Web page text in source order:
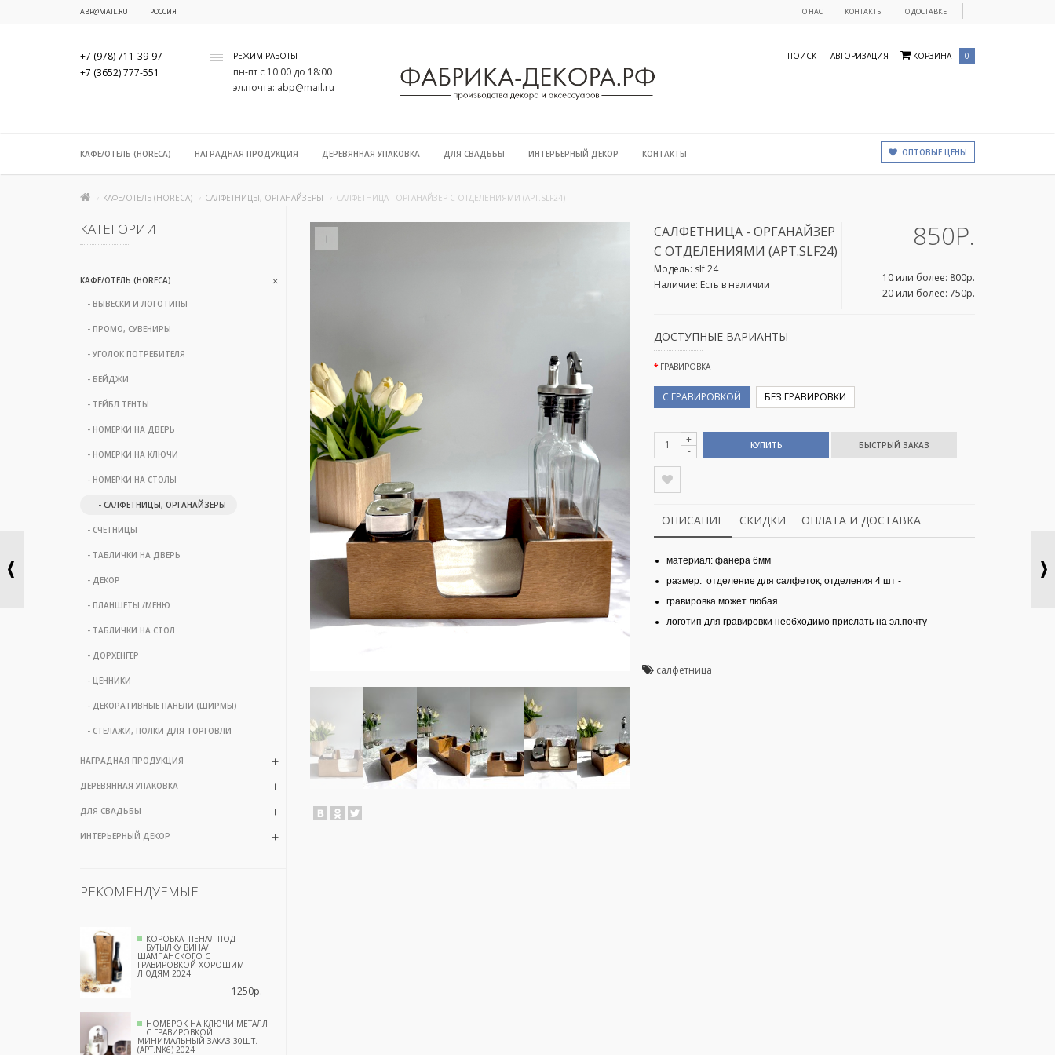
ABP@MAIL.RU РОССИЯ О НАС КОНТАКТЫ О ДОСТАВКЕ
+7 (978) 711-39-97
+7 (3652) 777-551
РЕЖИМ РАБОТЫ
пн-пт с 10:00 до 18:00
эл.почта: abp@mail.ru
ПОИСК АВТОРИЗАЦИЯ КОРЗИНА 0
КАФЕ/ОТЕЛЬ (HORECA) НАГРАДНАЯ ПРОДУКЦИЯ ДЕРЕВЯННАЯ УПАКОВКА ДЛЯ СВАДЬБЫ ИНТЕРЬЕРНЫЙ ДЕКОР КОНТАКТЫ ОПТОВЫЕ ЦЕНЫ
КАФЕ/ОТЕЛЬ (HORECA) САЛФЕТНИЦЫ, ОРГАНАЙЗЕРЫ САЛФЕТНИЦА - ОРГАНАЙЗЕР C ОТДЕЛЕНИЯМИ (АРТ.SLF24)
КАТЕГОРИИ
КАФЕ/ОТЕЛЬ (HORECA)
- ВЫВЕСКИ И ЛОГОТИПЫ
- ПРОМО, СУВЕНИРЫ
- УГОЛОК ПОТРЕБИТЕЛЯ
- БЕЙДЖИ
- ТЕЙБЛ ТЕНТЫ
- НОМЕРКИ НА ДВЕРЬ
- НОМЕРКИ НА КЛЮЧИ
- НОМЕРКИ НА СТОЛЫ
- САЛФЕТНИЦЫ, ОРГАНАЙЗЕРЫ
- СЧЕТНИЦЫ
- ТАБЛИЧКИ НА ДВЕРЬ
- ДЕКОР
- ПЛАНШЕТЫ /МЕНЮ
- ТАБЛИЧКИ НА СТОЛ
- ДОРХЕНГЕР
- ЦЕННИКИ
- ДЕКОРАТИВНЫЕ ПАНЕЛИ (ШИРМЫ)
- СТЕЛАЖИ, ПОЛКИ ДЛЯ ТОРГОВЛИ
НАГРАДНАЯ ПРОДУКЦИЯ
ДЕРЕВЯННАЯ УПАКОВКА
ДЛЯ СВАДЬБЫ
ИНТЕРЬЕРНЫЙ ДЕКОР
РЕКОМЕНДУЕМЫЕ
КОРОБКА- ПЕНАЛ ПОД
БУТЫЛКУ ВИНА/
ШАМПАНСКОГО С
ГРАВИРОВКОЙ ХОРОШИМ
ЛЮДЯМ 2024
1250р.
НОМЕРОК НА КЛЮЧИ МЕТАЛЛ
С ГРАВИРОВКОЙ.
МИНИМАЛЬНЫЙ ЗАКАЗ 30ШТ.
(АРТ.NK6) 2024
+
САЛФЕТНИЦА - ОРГАНАЙЗЕР
C ОТДЕЛЕНИЯМИ (АРТ.SLF24)
Модель: slf 24
Наличие: Есть в наличии
850Р.
10 или более: 800р.
20 или более: 750р.
ДОСТУПНЫЕ ВАРИАНТЫ
ГРАВИРОВКА
С ГРАВИРОВКОЙ БЕЗ ГРАВИРОВКИ
+
-
КУПИТЬ
ОПИСАНИЕ СКИДКИ ОПЛАТА И ДОСТАВКА
материал: фанера 6мм
размер: отделение для салфеток, отделения 4 шт -
гравировка может любая
логотип для гравировки необходимо прислать на эл.почту
салфетница